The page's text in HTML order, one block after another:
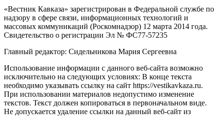
«Вестник Кавказа» зарегистрирован в Федеральной службе по
надзору в сфере связи, информационных технологий и
массовых коммуникаций (Роскомнадзор) 12 марта 2014 года.
Свидетельство о регистрации Эл № ФС77-57235
Главный редактор: Сидельникова Мария Сергеевна
Использование информации с данного веб-сайта возможно
исключительно на следующих условиях: В конце текста
необходимо указывать ссылку на сайт https://vestikavkaza.ru.
При использовании материалов недопустимо изменение
текстов. Текст должен копироваться в первоначальном виде.
Не допускается удаление ссылки на данный веб-сайт из